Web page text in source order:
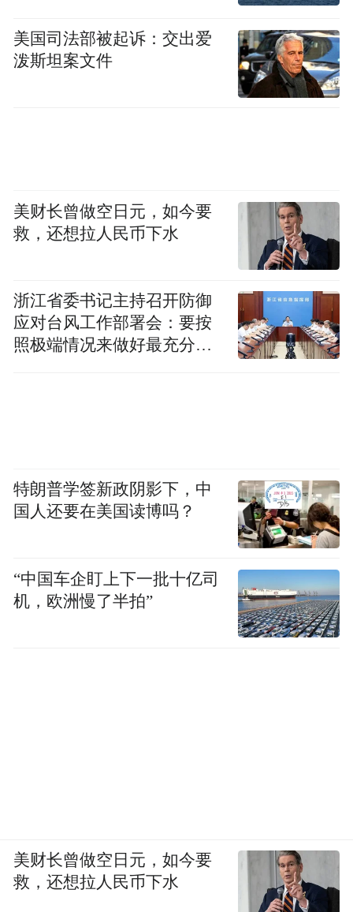
美国司法部被起诉：交出爱
泼斯坦案文件
美财长曾做空日元，如今要
救，还想拉人民币下水
浙江省委书记主持召开防御
应对台风工作部署会：要按
照极端情况来做好最充分的
特朗普学签新政阴影下，中
国人还要在美国读博吗？
“中国车企盯上下一批十亿司
机，欧洲慢了半拍”
美财长曾做空日元，如今要
救，还想拉人民币下水